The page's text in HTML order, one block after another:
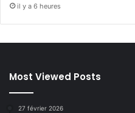
il y a 6 heures
Most Viewed Posts
27 février 2026